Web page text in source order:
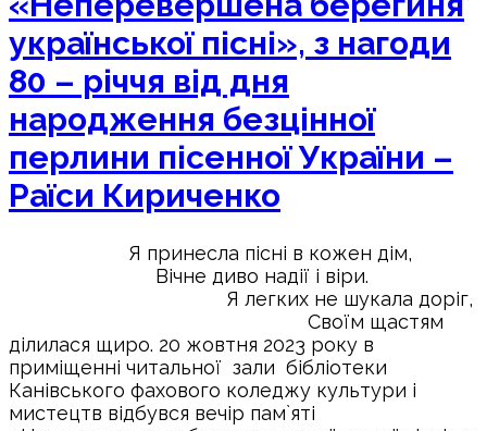
української пісні», з нагоди
80 – річчя від дня
народження безцінної
перлини пісенної України –
Раїси Кириченко
Я принесла пісні в кожен дім,
Вічне диво надії і віри.
Я легких не шукала доріг,
Своїм щастям
ділилася щиро. 20 жовтня 2023 року в
приміщенні читальної зали бібліотеки
Канівського фахового коледжу культури і
мистецтв відбувся вечір пам`яті